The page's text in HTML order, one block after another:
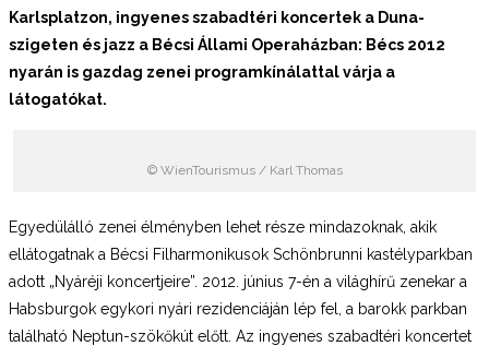
Karlsplatzon, ingyenes szabadtéri koncertek a Duna-
szigeten és jazz a Bécsi Állami Operaházban: Bécs 2012
nyarán is gazdag zenei programkínálattal várja a
látogatókat.
© WienTourismus / Karl Thomas
Egyedülálló zenei élményben lehet része mindazoknak, akik
ellátogatnak a Bécsi Filharmonikusok Schönbrunni kastélyparkban
adott „Nyáréji koncertjeire”. 2012. június 7-én a világhírű zenekar a
Habsburgok egykori nyári rezidenciáján lép fel, a barokk parkban
található Neptun-szökőkút előtt. Az ingyenes szabadtéri koncertet